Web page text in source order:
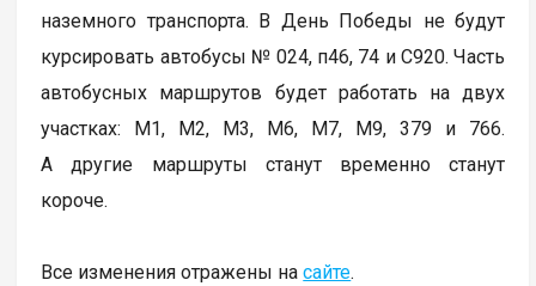
наземного транспорта. В День Победы не будут
курсировать автобусы № 024, п46, 74 и С920. Часть
автобусных маршрутов будет работать на двух
участках: М1, М2, М3, М6, М7, М9, 379 и 766.
А другие маршруты станут временно станут
короче.
Все изменения отражены насайте.